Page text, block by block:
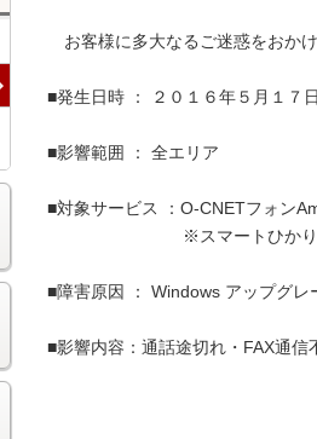
お客様に多大なるご迷惑をおか
■発生日時 ： ２０１６年５月１７
■影響範囲 ： 全エリア
■対象サービス ：O-CNETフォン
※スマートひかりをご利
■障害原因 ： Windows アップグ
■影響内容：通話途切れ・FAX通信